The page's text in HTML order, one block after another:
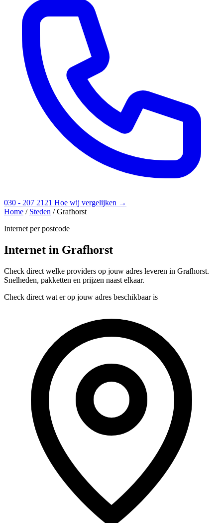
030 - 207 2121 Hoe wij vergelijken →
Home / Steden / Grafhorst
Internet per postcode
Internet in Grafhorst
Check direct welke providers op jouw adres leveren in Grafhorst.
Snelheden, pakketten en prijzen naast elkaar.
Check direct wat er op jouw adres beschikbaar is